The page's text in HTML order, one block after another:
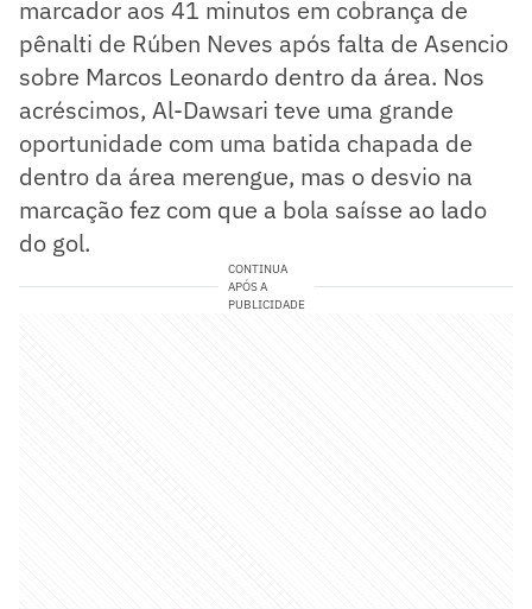
marcador aos 41 minutos em cobrança de
pênalti de Rúben Neves após falta de Asencio
sobre Marcos Leonardo dentro da área. Nos
acréscimos, Al-Dawsari teve uma grande
oportunidade com uma batida chapada de
dentro da área merengue, mas o desvio na
marcação fez com que a bola saísse ao lado
do gol.
CONTINUA
APÓS A
PUBLICIDADE